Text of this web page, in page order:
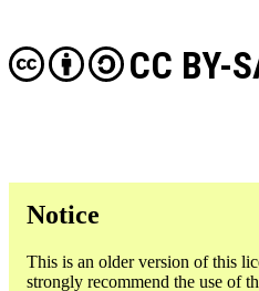
CC BY-
Notice
This is an older version of this
strongly recommend the use of